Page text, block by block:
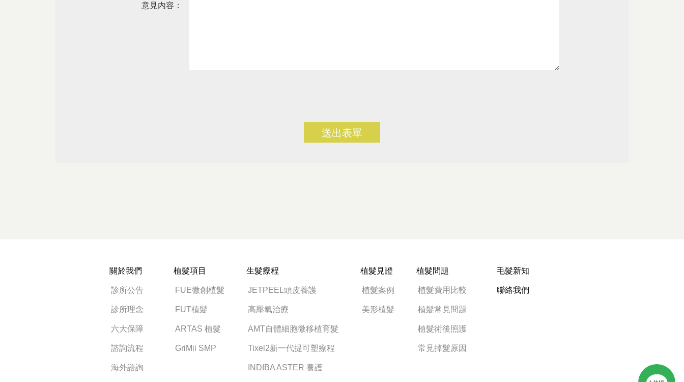
意見內容：
送出表單
關於我們
診所公告
診所理念
六大保障
諮詢流程
海外諮詢
植髮項目
FUE微創植髮
FUT植髮
ARTAS 植髮
GriMii SMP
生髮療程
JETPEEL頭皮養護
高壓氧治療
AMT自體細胞微移植育髮
Tixel2新一代提可塑療程
INDIBA ASTER 養護
植髮見證
植髮案例
美形植髮
植髮問題
植髮費用比較
植髮常見問題
植髮術後照護
常見掉髮原因
毛髮新知
聯絡我們